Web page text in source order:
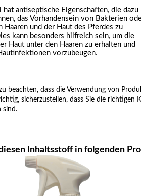
hat antiseptische Eigenschaften, die dazu
das Vorhandensein von Bakterien
Haaren und der Haut des Pferdes zu
kann besonders hilfreich sein, um die
Haut unter den Haaren zu erhalten und
vorzubeugen.
beachten, dass die Verwendung von
sicherzustellen, dass Sie die
sind.
Inhaltsstoff in folgenden